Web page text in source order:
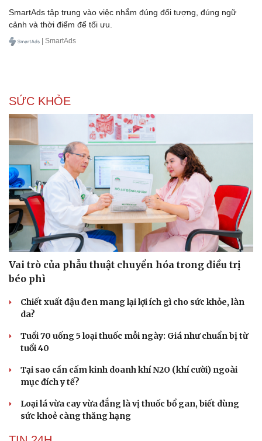
Sân khấu - Điện ảnh
Văn học
Di sản
Nghệ sĩ
Smartads Targeting: 4 phương thức chọn trên hệ
thống quảng cáo
SmartAds tập trung vào việc nhắm đúng đối tượng, đúng ngữ
cảnh và thời điểm để tối ưu.
| SmartAds
SỨC KHỎE
Vai trò của phẫu thuật chuyển hóa trong điều trị
béo phì
Chiết xuất đậu đen mang lại lợi ích gì cho sức khỏe, làn